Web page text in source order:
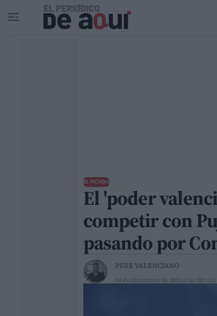
Ir al contenido principal
EL PICUDO
El 'poder
competir con
pasando por
PERE VALENCIANO
04 de diciembre de 2025 a las 08:11h